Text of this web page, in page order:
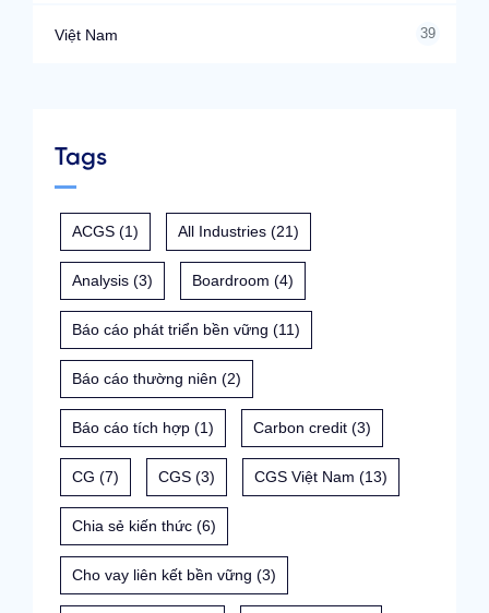
Việt Nam 39
Tags
ACGS (1) All Industries (21)
Analysis (3) Boardroom (4)
Báo cáo phát triển bền vững (11)
Báo cáo thường niên (2)
Báo cáo tích hợp (1) Carbon credit (3)
CG (7) CGS (3) CGS Việt Nam (13)
Chia sẻ kiến thức (6)
Cho vay liên kết bền vững (3)